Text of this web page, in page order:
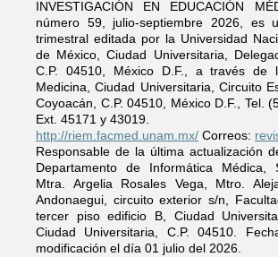
INVESTIGACIÓN EN EDUCACIÓN
número 59, julio-septiembre 2026, es
trimestral editada por la Universidad
de México, Ciudad Universitaria,
C.P. 04510, México D.F., a través de
Medicina, Ciudad Universitaria, Circuito
Coyoacán, C.P. 04510, México D.F., Tel.
Ext. 45171 y 43019.
http://riem.facmed.unam.mx/ Correos:
Responsable de la última actualización
Departamento de Informática Médica,
Mtra. Argelia Rosales Vega, Mtro.
Andonaegui, circuito exterior s/n,
tercer piso edificio B, Ciudad
Ciudad Universitaria, C.P. 04510.
modificación el día 01 julio del 2026.